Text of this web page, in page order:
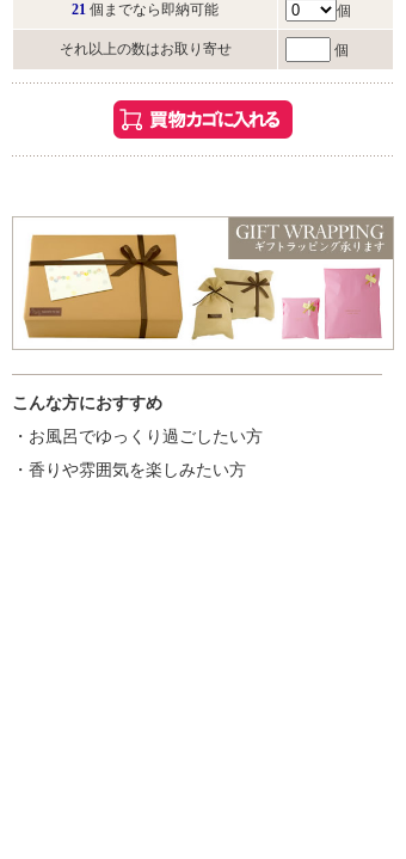
21 個までなら即納可能 個
それ以上の数はお取り寄せ 個
こんな方におすすめ
・お風呂でゆっくり過ごしたい方
・香りや雰囲気を楽しみたい方